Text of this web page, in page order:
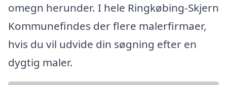
omegn herunder. I hele Ringkøbing-Skjern
Kommunefindes der flere malerfirmaer,
hvis du vil udvide din søgning efter en
dygtig maler.